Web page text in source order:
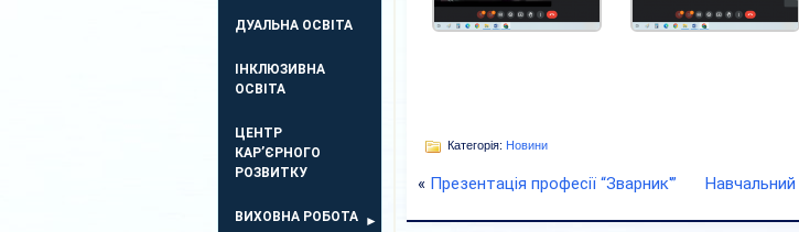
ДУАЛЬНА ОСВІТА
ІНКЛЮЗИВНА
ОСВІТА
ЦЕНТР
КАР’ЄРНОГО
РОЗВИТКУ
ВИХОВНА РОБОТА
Категорія: Новини
« Презентація професії “Зварник'” Навчальний